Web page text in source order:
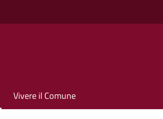
Vivere il Comune